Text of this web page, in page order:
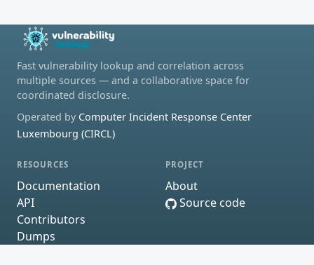
Fast vulnerability lookup and correlation across
multiple sources — and a collaborative space for
coordinated disclosure.
Operated by Computer Incident Response Center
Luxembourg (CIRCL)
RESOURCES
Documentation
API
Contributors
Dumps
PROJECT
About
Source code